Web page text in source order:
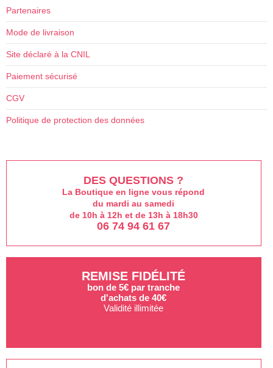
Partenaires
Mode de livraison
Site déclaré à la CNIL
Paiement sécurisé
CGV
Politique de protection des données
DES QUESTIONS ?
La Boutique en ligne vous répond
du mardi au samedi
de 10h à 12h et de 13h à 18h30
06 74 94 61 67
REMISE FIDÉLITÉ
bon de 5€ par tranche
d'achats de 40€
Validité illimitée